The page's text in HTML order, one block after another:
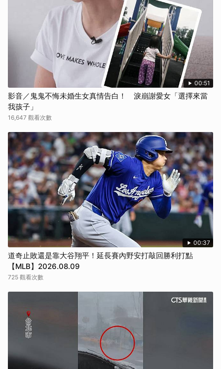
00:51
影音／鬼鬼不悔未婚生女真情告白！ 淚崩謝愛女「選擇來當
我孩子」
16,647 觀看次數
00:37
道奇止敗還是靠大谷翔平！延長賽內野安打敲回勝利打點
【MLB】2026.08.09
725 觀看次數
取消